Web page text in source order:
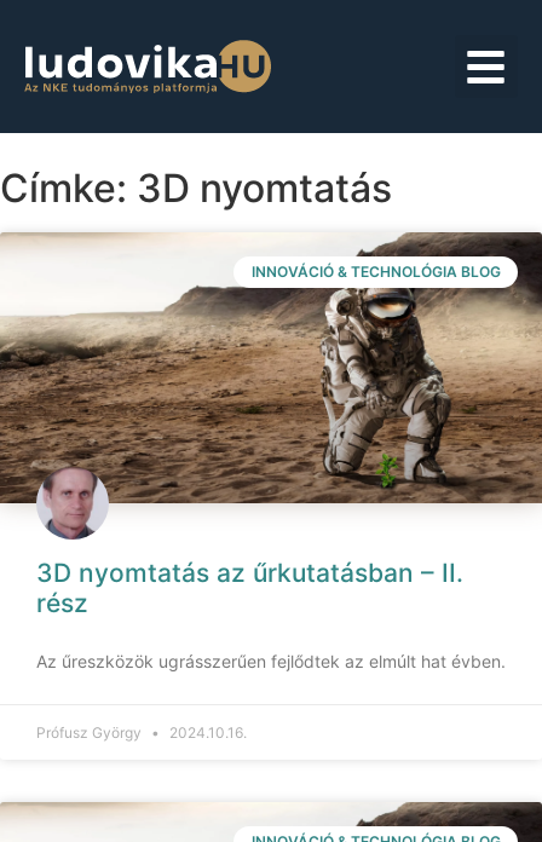
Címke: 3D nyomtatás
INNOVÁCIÓ & TECHNOLÓGIA BLOG
3D nyomtatás az űrkutatásban – II.
rész
Az űreszközök ugrásszerűen fejlődtek az elmúlt hat évben.
Prófusz György 2024.10.16.